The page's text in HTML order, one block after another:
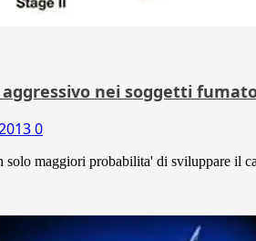
nei soggetti
0
solo maggiori probabilita' di sviluppare il